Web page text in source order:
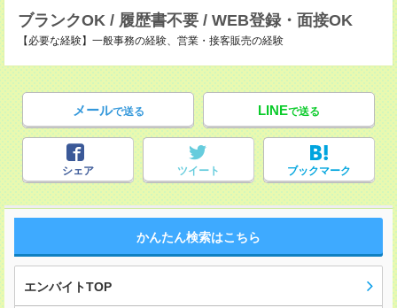
ブランクOK / 履歴書不要 / WEB登録・面接OK
【必要な経験】一般事務の経験、営業・接客販売の経験
メールで送る LINEで送る
シェア ツイート ブックマーク
かんたん検索はこちら
エンバイトTOP